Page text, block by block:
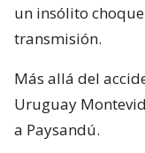
un insólito
transmisión.
Más allá del
Uruguay
a Paysandú.